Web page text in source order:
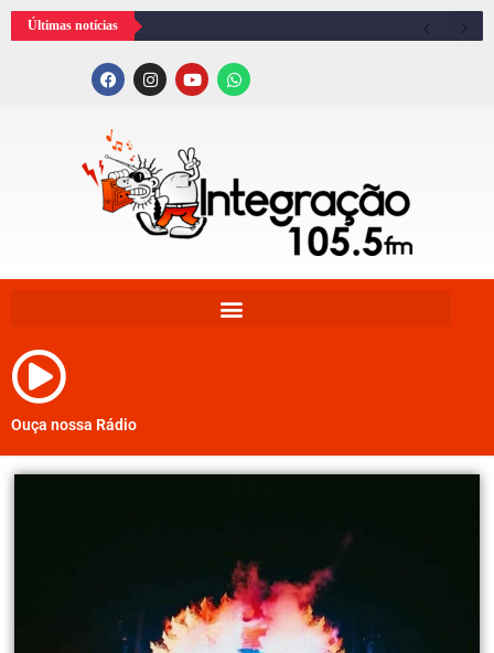
Últimas notícias
Ouça nossa Rádio